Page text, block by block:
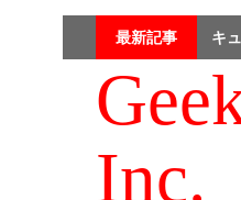
最新記事 キ
Inc.